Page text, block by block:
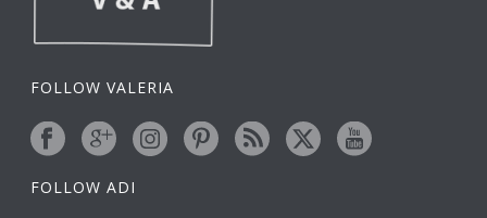
FOLLOW VALERIA
FOLLOW ADI